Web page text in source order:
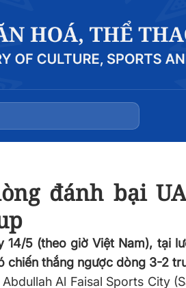
đánh bại
14/5 (theo giờ Việt Nam), tại
chiến thắng ngược dòng 3-2
Al Faisal Sports City